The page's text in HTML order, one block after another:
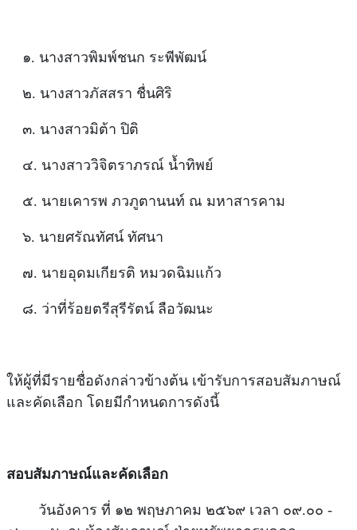
๑. นางสาวพิมพ์ชนก ระพีพัฒน์
๒. นางสาวภัสสรา ชื่นศิริ
๓. นางสาวมิต้า ปิติ
๔. นางสาววิจิตราภรณ์ น้ำทิพย์
๕. นายเคารพ ภวภูตานนท์ ณ มหาสารคาม
๖. นายศรัณทัศน์ ทัศนา
๗. นายอุดมเกียรติ หมวดฉิมแก้ว
๘. ว่าที่ร้อยตรีสุรีรัตน์ ลือวัฒนะ
ให้ผู้ที่มีรายชื่อดังกล่าวข้างต้น เข้ารับการสอบสัมภาษณ์
และคัดเลือก โดยมีกำหนดการดังนี้
สอบสัมภาษณ์และคัดเลือก
วันอังคาร ที่ ๑๒ พฤษภาคม ๒๕๖๙ เวลา ๐๙.๐๐ -